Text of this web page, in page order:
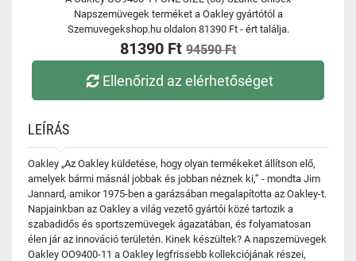
Napszemüvegek terméket a Oakley gyártótól a
Szemuvegekshop.hu oldalon 81390 Ft - ért találja.
81390 Ft 94590 Ft
Ellenőrizd az elérhetőséget
LEÍRÁS
Oakley „Az Oakley küldetése, hogy olyan termékeket állítson elő,
amelyek bármi másnál jobbak és jobban néznek ki,” - mondta Jim
Jannard, amikor 1975-ben a garázsában megalapította az Oakley-t.
Napjainkban az Oakley a világ vezető gyártói közé tartozik a
szabadidős és sportszemüvegek ágazatában, és folyamatosan
élen jár az innováció területén. Kinek készültek? A napszemüvegek
Oakley OO9400-11 a Oakley legfrissebb kollekciójának részei,